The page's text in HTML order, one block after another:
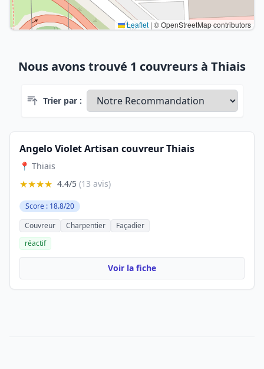
Leaflet | © OpenStreetMap contributors
Nous avons trouvé 1 couvreurs à Thiais
Trier par :
Angelo Violet Artisan couvreur Thiais
📍 Thiais
★★★★ 4.4/5 (13 avis)
Score : 18.8/20
Couvreur
Charpentier
Façadier
réactif
Voir la fiche